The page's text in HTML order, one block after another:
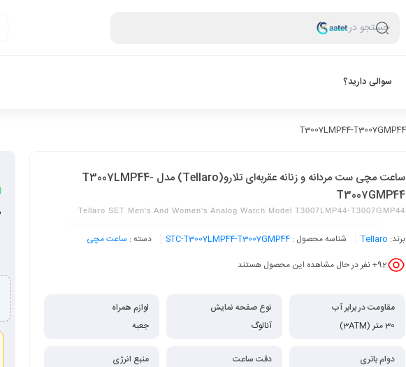
جستجو در
سوالی دارید؟
ساعت مچی ست مردانه و زنانه عقربه‌ای تلارو(Tellaro) مدل T3007LMP44-
T3007GMP44
Tellaro SET Men's And Women's Analog Watch Model T3007LMP44-T3007GMP44
برند: Tellaro شناسه محصول : STC-T3007LMP44-T3007GMP44 دسته : ساعت مچی
92+ نفر در حال مشاهده این محصول هستند
مقاومت در برابر آب
30 متر (3ATM)
نوع صفحه نمایش
آنالوگ
لوازم همراه
جعبه
دوام باتری
دقت ساعت
منبع انرژی